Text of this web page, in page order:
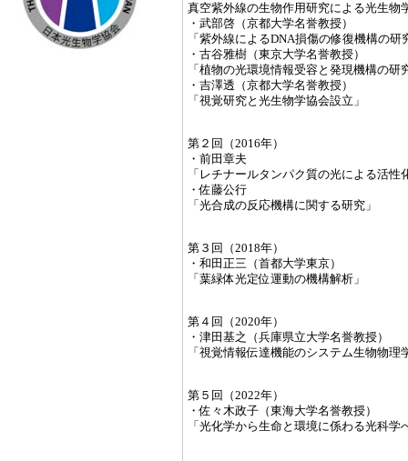
真空紫外線の生物作用研究による光生物
・武部啓（京都大学名誉教授）
「紫外線によるDNA損傷の修復機構の研
・古谷雅樹（東京大学名誉教授）
「植物の光環境情報受容と発現機構の研
・吉澤透（京都大学名誉教授）
「視覚研究と光生物学協会設立」
第２回（2016年）
・前田章夫
「レチナールタンパク質の光による活性
・佐藤公行
「光合成の反応機構に関する研究」
第３回（2018年）
・和田正三（首都大学東京）
「葉緑体光定位運動の機構解析」
第４回（2020年）
・津田基之（兵庫県立大学名誉教授）
「視覚情報伝達機能のシステム生物物理
第５回（2022年）
・佐々木政子（東海大学名誉教授）
「光化学から生命と環境に係わる光科学